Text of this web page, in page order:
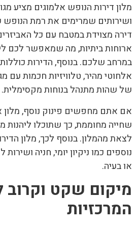
מלון דירות הנופש אלמוגים מציע
ושירותים שמרימים את רמת
דירה מצוידת במטבח עם כל
ארוחות ביתיות, מה שמאפשר לכם
במרחב שלכם. בנוסף, הדירות
אלחוטי מהיר, טלוויזיות חכמות עם
של שהות מתנהל בנוחות מקסימלית.
אם אתם מחפשים פינוק נוסף, מלון
שחייה מחוממת, כך שתוכלו ליהנות
לצאת מהמלון. בנוסף לכך, מלון
נוספים כמו ניקיון יומי, חניה
או בעיה.
מיקום שקט וקרוב
המרכזיות